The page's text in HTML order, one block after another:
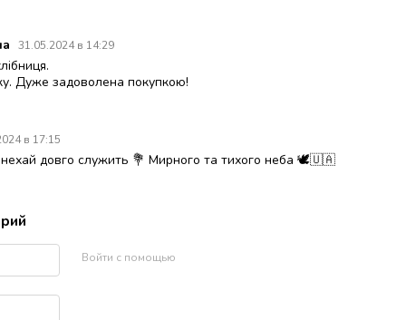
31.05.2024 в 14:29
Дуже задоволена покупкою!
в 17:15
нехай довго служить 💐 Мирного та тихого неба 🕊️🇺🇦
Войти с помощью